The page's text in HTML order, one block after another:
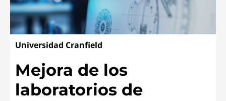
Universidad Cranfield
Mejora de los
laboratorios de